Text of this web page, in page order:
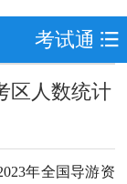
考试通知
区人数统计
年全国导游资